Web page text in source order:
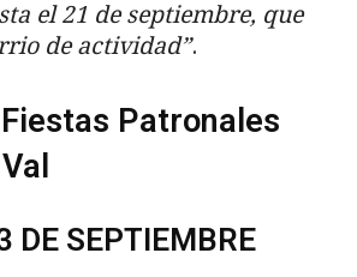
el 21 de septiembre, que
de actividad”.
Patronales
DE SEPTIEMBRE